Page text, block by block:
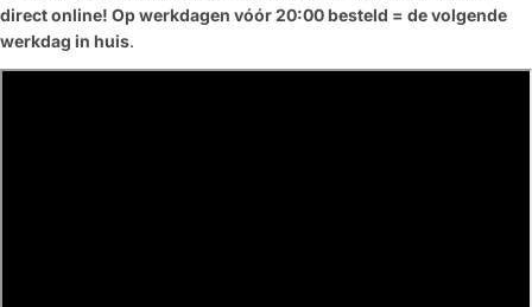
direct online! Op werkdagen vóór 20:00 besteld = de volgende
werkdag in huis.